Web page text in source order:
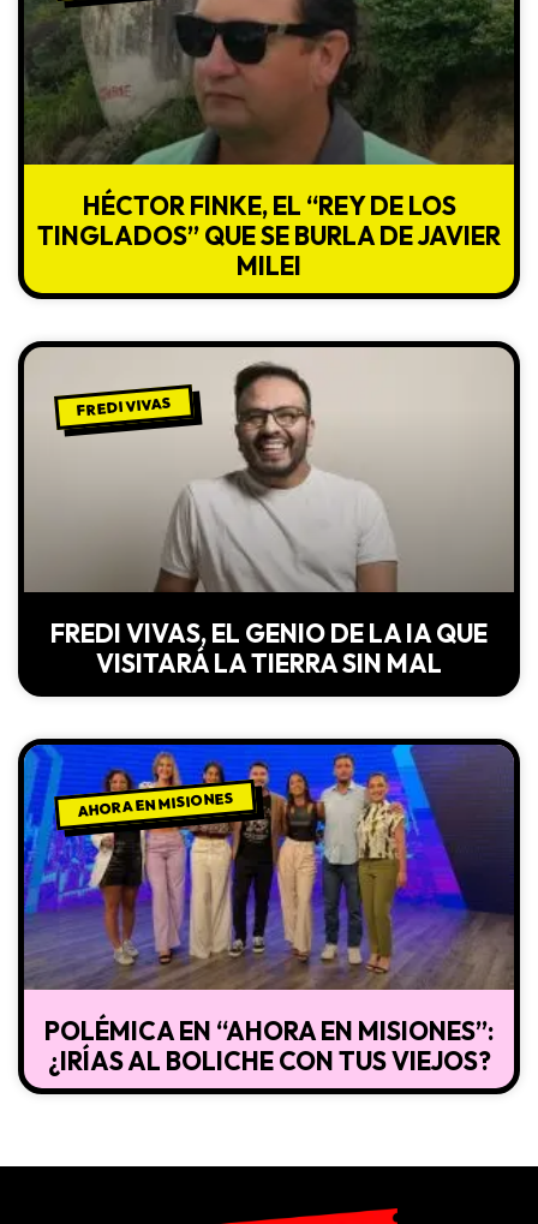
HÉCTOR FINKE, EL “REY DE LOS
TINGLADOS” QUE SE BURLA DE JAVIER
MILEI
FREDI VIVAS
FREDI VIVAS, EL GENIO DE LA IA QUE
VISITARÁ LA TIERRA SIN MAL
AHORA EN MISIONES
POLÉMICA EN “AHORA EN MISIONES”:
¿IRÍAS AL BOLICHE CON TUS VIEJOS?